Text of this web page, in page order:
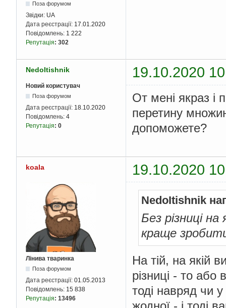
Поза форумом
Звідки: UA
Дата реєстрації: 17.01.2020
Повідомлень: 1 222
Репутація: 302
NedoItishnik 19.10.2020
Новий користувач
Поза форумом
Дата реєстрації: 18.10.2020
Повідомлень: 4
Репутація: 0
От мені якраз і
перетину
допоможете?
koala 19.10.2020
Лінива тваринка
Поза форумом
Дата реєстрації: 01.05.2013
Повідомлень: 15 838
Репутація: 13496
NedoItishnik
Без різниці
краще
На тій, на якій
різниці - то
тоді навряд чи